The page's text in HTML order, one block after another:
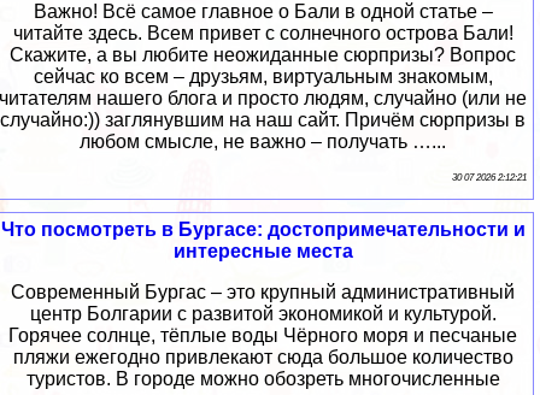
Важно! Всё самое главное о Бали в одной статье –
читайте здесь. Всем привет с солнечного острова Бали!
Скажите, а вы любите неожиданные сюрпризы? Вопрос
сейчас ко всем – друзьям, виртуальным знакомым,
читателям нашего блога и просто людям, случайно (или не
случайно:)) заглянувшим на наш сайт. Причём сюрпризы в
любом смысле, не важно – получать …...
30 07 2026 2:12:21
Что посмотреть в Бургасе: достопримечательности и
интересные места
Современный Бургас – это крупный административный
центр Болгарии с развитой экономикой и культурой.
Горячее солнце, тёплые воды Чёрного моря и песчаные
пляжи ежегодно привлекают сюда большое количество
туристов. В городе можно обозреть многочисленные